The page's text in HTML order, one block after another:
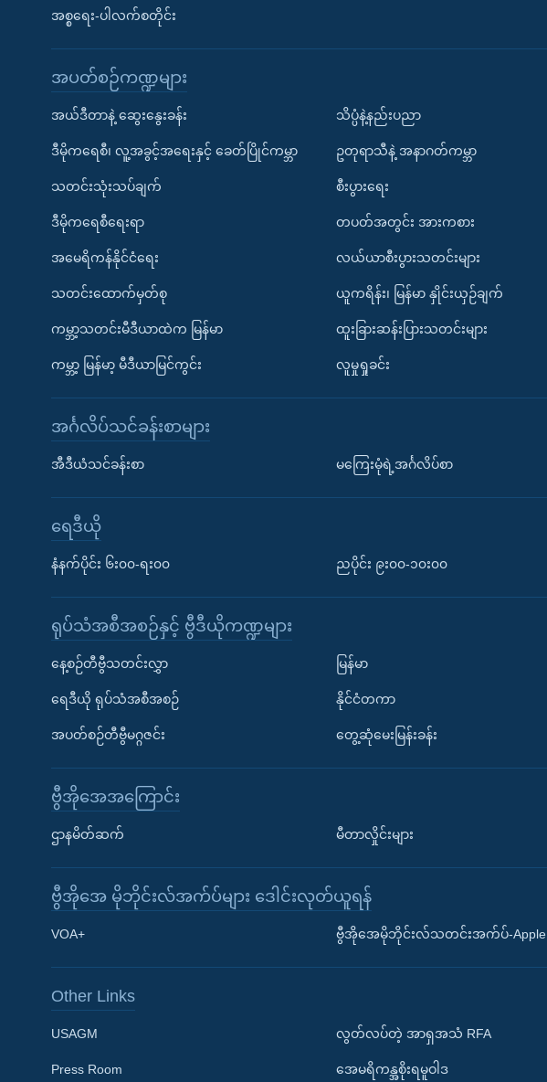
Learning English
ဘာသာစကားများ
အစ္စရေး-ပါလက်စတိုင်း
အပတ်စဉ်ကဏ္ဍများ
အယ်ဒီတာနဲ့ ဆွေးနွေးခန်း
ဒီမိုကရေစီ၊ လူ့အခွင့်အရေးနှင့် ခေတ်ပြိုင်ကမ္ဘာ
သတင်းသုံးသပ်ချက်
ဒီမိုကရေစီရေးရာ
အမေရိကန်နိုင်ငံရေး
သတင်းထောက်မှတ်စု
ကမ္ဘာ့သတင်းမီဒီယာထဲက မြန်မာ
ကမ္ဘာ့ မြန်မာ့ မီဒီယာမြင်ကွင်း
သိပ္ပံနဲ့နည်းပညာ
ဥတုရာသီနဲ့ အနာဂတ်ကမ္ဘာ
စီးပွားရေး
တပတ်အတွင်း အားကစား
လယ်ယာစီးပွားသတင်းများ
ယူကရိန်း၊ မြန်မာ နှိုင်းယှဉ်ချက်
ထူးခြားဆန်းပြားသတင်းများ
လူမှုရှုခင်း
အင်္ဂလိပ်သင်ခန်းစာများ
အီဒီယံသင်ခန်းစာ မကြေးမုံရဲ့အင်္ဂလိပ်စာ
ရေဒီယို
နံနက်ပိုင်း ၆း၀၀-ရး၀၀ ညပိုင်း ၉း၀၀-၁၀း၀၀
ရုပ်သံအစီအစဉ်နှင့် ဗွီဒီယိုကဏ္ဍများ
နေ့စဉ်တီဗွီသတင်းလွှာ
ရေဒီယို ရုပ်သံအစီအစဉ်
အပတ်စဉ်တီဗွီမဂ္ဂဇင်း
မြန်မာ
နိုင်ငံတကာ
တွေ့ဆုံမေးမြန်းခန်း
ဗွီအိုအေအကြောင်း
ဌာနမိတ်ဆက် မီတာလှိုင်းများ
ဗွီအိုအေ မိုဘိုင်းလ်အက်ပ်များ ဒေါင်းလုတ်ယူရန်
VOA+ ဗွီအိုအေမိုဘိုင်းလ်သတင်းအက်ပ်-Apple
Other Links
USAGM
Press Room
လွတ်လပ်တဲ့ အာရှအသံ RFA
အေမရိကန္အစိုးရမူဝါဒ